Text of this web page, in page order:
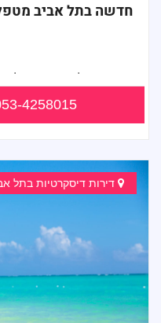
חדשה בתל אביב
חדשה בתל -אביב מטפלת
4258015
דירות דיסקרטיות בתל